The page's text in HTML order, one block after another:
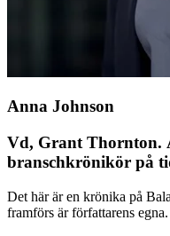
Anna Johnson
Vd, Grant Thornton.
branschkrönikör på
Det här är en krönika på
framförs är författarens egna.